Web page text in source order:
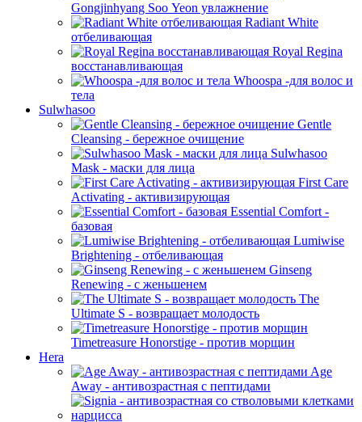
Gongjinhyang Soo Yeon увлажнение
Radiant White
отбеливающая
Royal Regina
восстанавливающая
Whoospa -для волос и
тела
Sulwhasoo
Gentle
Cleansing - бережное очищение
Sulwhasoo
Mask - маски для лица
First Care
Activating - активизирующая
Essential Comfort -
базовая
Lumiwise
Brightening - отбеливающая
Ginseng
Renewing - с женьшенем
The
Ultimate S - возвращает молодость
Timetreasure Honorstige - против морщин
Hera
Age
Away - антивозрастная с пептидами